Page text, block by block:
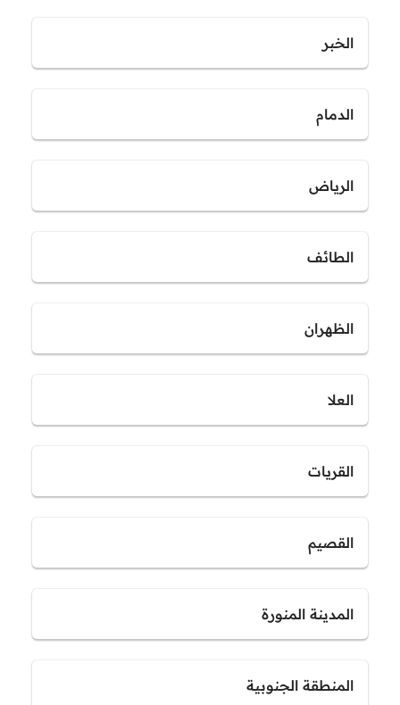
الخبر
الدمام
الرياض
الطائف
الظهران
العلا
القريات
القصيم
المدينة المنورة
المنطقة الجنوبية